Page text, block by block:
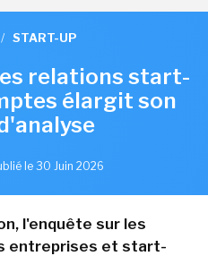
/ START-UP
relations start-
élargit son
le 30 Juin 2026
l'enquête sur les
entreprises et start-